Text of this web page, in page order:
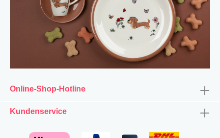
Online-Shop-Hotline
Kundenservice